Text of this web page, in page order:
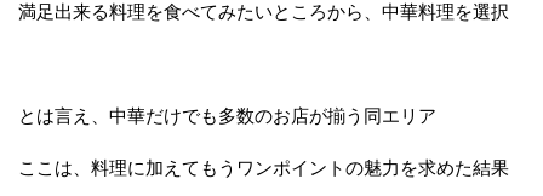
満足出来る料理を食べてみたいところから、中華料理を選択
とは言え、中華だけでも多数のお店が揃う同エリア
ここは、料理に加えてもうワンポイントの魅力を求めた結果